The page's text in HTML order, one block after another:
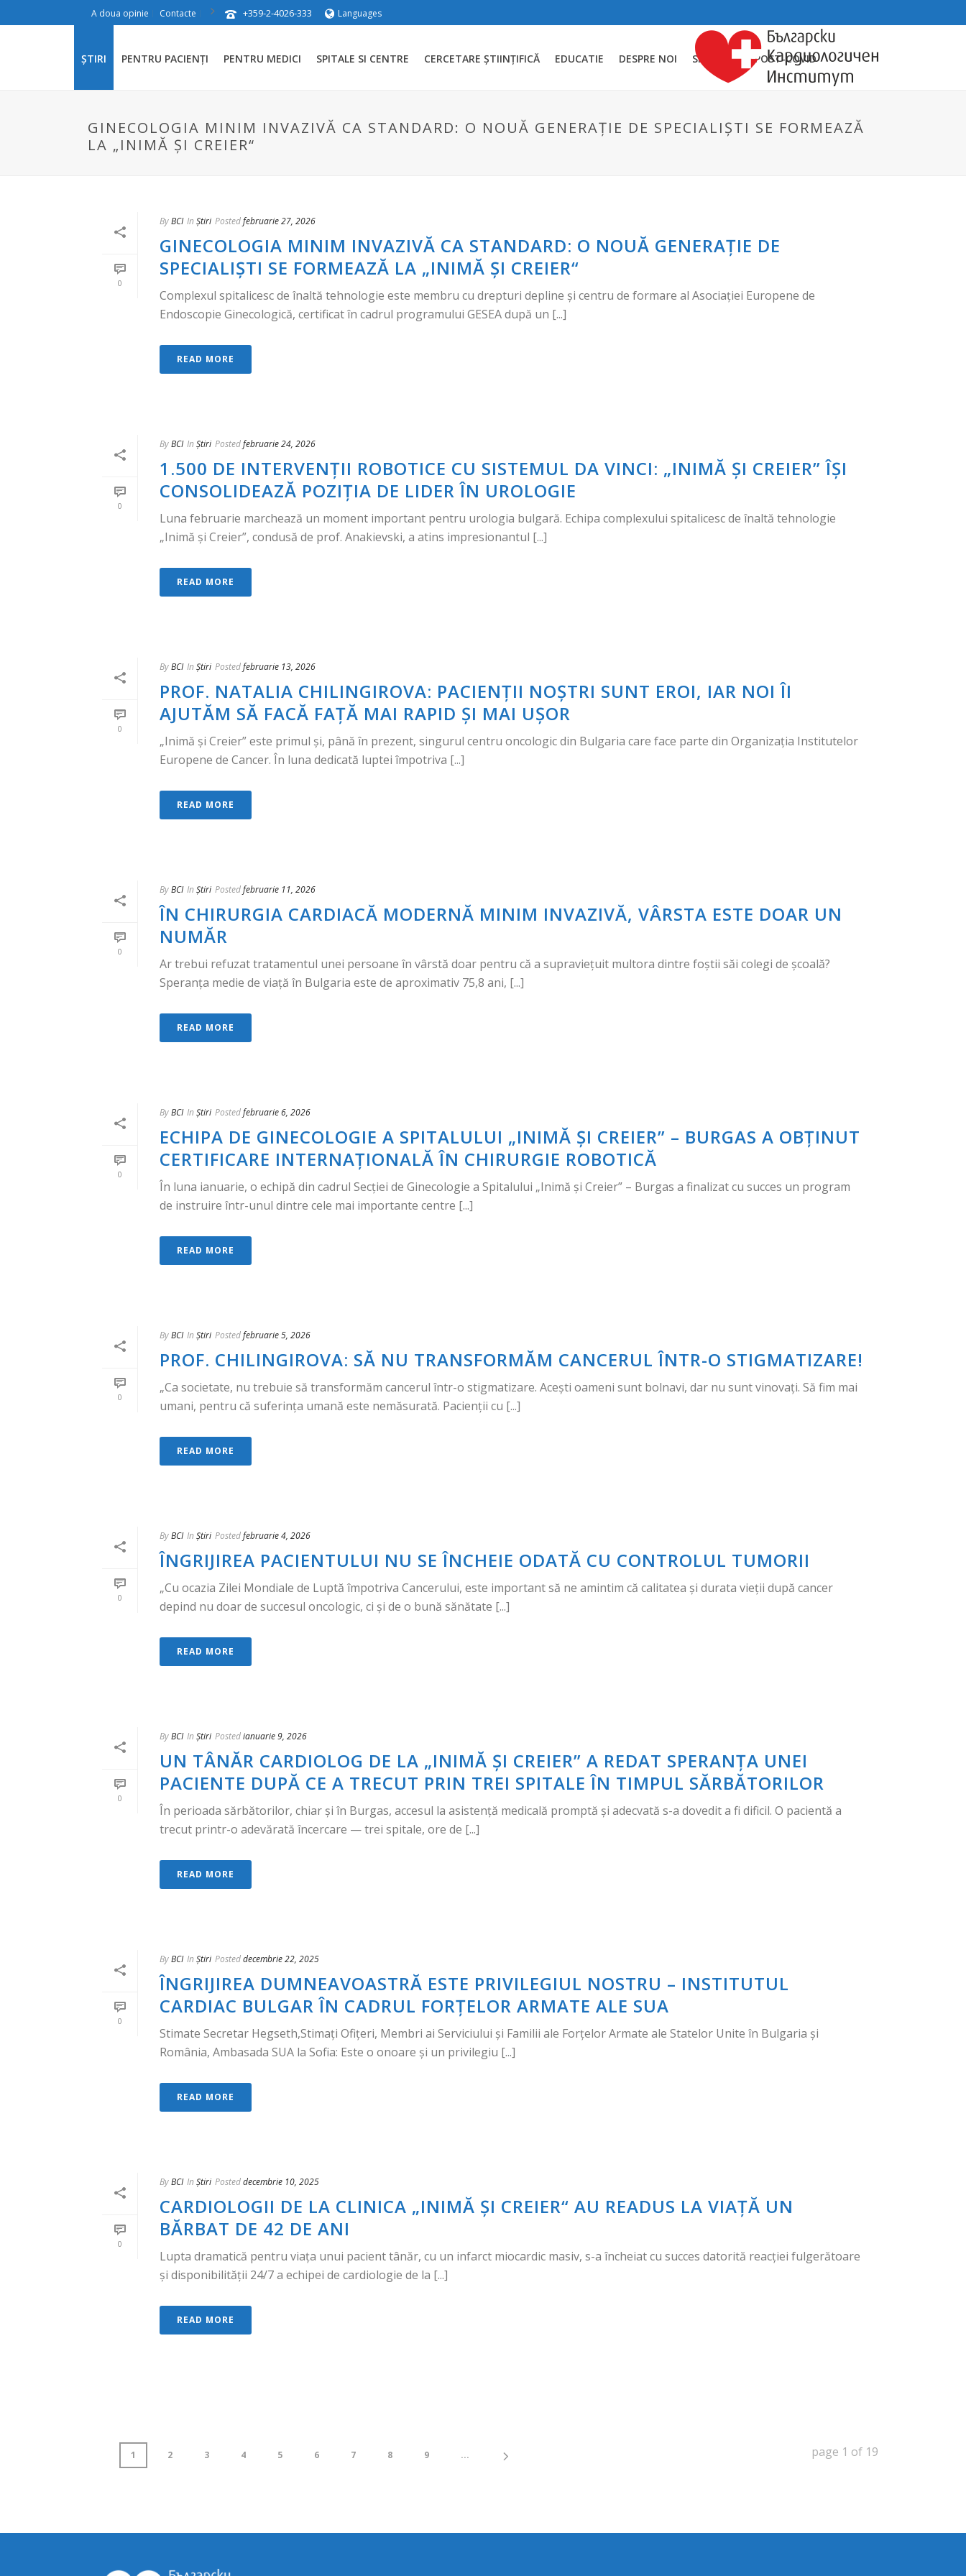
A doua opinie Contacte +359-2-4026-333 Languages
ȘTIRI PENTRU PACIENȚI PENTRU MEDICI SPITALE SI CENTRE CERCETARE ȘTIINȚIFICĂ EDUCATIE DESPRE NOI SINDROMUL POST-COVID
GINECOLOGIA MINIM INVAZIVĂ CA STANDARD: O NOUĂ GENERAȚIE DE SPECIALIȘTI SE FORMEAZĂ
LA „INIMĂ ȘI CREIER“
0
ByBCI In Știri Postedfebruarie 27, 2026
GINECOLOGIA MINIM INVAZIVĂ CA STANDARD: O NOUĂ GENERAȚIE DE
SPECIALIȘTI SE FORMEAZĂ LA „INIMĂ ȘI CREIER“
Complexul spitalicesc de înaltă tehnologie este membru cu drepturi depline și centru de formare al Asociației Europene de
Endoscopie Ginecologică, certificat în cadrul programului GESEA după un [...]
READ MORE
0
ByBCI In Știri Postedfebruarie 24, 2026
1.500 DE INTERVENȚII ROBOTICE CU SISTEMUL DA VINCI: „INIMĂ ȘI CREIER” ÎȘI
CONSOLIDEAZĂ POZIȚIA DE LIDER ÎN UROLOGIE
Luna februarie marchează un moment important pentru urologia bulgară. Echipa complexului spitalicesc de înaltă tehnologie
„Inimă și Creier”, condusă de prof. Anakievski, a atins impresionantul [...]
READ MORE
0
ByBCI In Știri Postedfebruarie 13, 2026
PROF. NATALIA CHILINGIROVA: PACIENȚII NOȘTRI SUNT EROI, IAR NOI ÎI
AJUTĂM SĂ FACĂ FAȚĂ MAI RAPID ȘI MAI UȘOR
„Inimă și Creier” este primul și, până în prezent, singurul centru oncologic din Bulgaria care face parte din Organizația Institutelor
Europene de Cancer. În luna dedicată luptei împotriva [...]
READ MORE
0
ByBCI In Știri Postedfebruarie 11, 2026
ÎN CHIRURGIA CARDIACĂ MODERNĂ MINIM INVAZIVĂ, VÂRSTA ESTE DOAR UN
NUMĂR
Ar trebui refuzat tratamentul unei persoane în vârstă doar pentru că a supraviețuit multora dintre foștii săi colegi de școală?
Speranța medie de viață în Bulgaria este de aproximativ 75,8 ani, [...]
READ MORE
0
ByBCI In Știri Postedfebruarie 6, 2026
ECHIPA DE GINECOLOGIE A SPITALULUI „INIMĂ ȘI CREIER” – BURGAS A OBȚINUT
CERTIFICARE INTERNAȚIONALĂ ÎN CHIRURGIE ROBOTICĂ
În luna ianuarie, o echipă din cadrul Secției de Ginecologie a Spitalului „Inimă și Creier” – Burgas a finalizat cu succes un program
de instruire într-unul dintre cele mai importante centre [...]
READ MORE
0
ByBCI In Știri Postedfebruarie 5, 2026
PROF. CHILINGIROVA: SĂ NU TRANSFORMĂM CANCERUL ÎNTR-O STIGMATIZARE!
„Ca societate, nu trebuie să transformăm cancerul într-o stigmatizare. Acești oameni sunt bolnavi, dar nu sunt vinovați. Să fim mai
umani, pentru că suferința umană este nemăsurată. Pacienții cu [...]
READ MORE
0
ByBCI In Știri Postedfebruarie 4, 2026
ÎNGRIJIREA PACIENTULUI NU SE ÎNCHEIE ODATĂ CU CONTROLUL TUMORII
„Cu ocazia Zilei Mondiale de Luptă împotriva Cancerului, este important să ne amintim că calitatea și durata vieții după cancer
depind nu doar de succesul oncologic, ci și de o bună sănătate [...]
READ MORE
0
ByBCI In Știri Postedianuarie 9, 2026
UN TÂNĂR CARDIOLOG DE LA „INIMĂ ȘI CREIER” A REDAT SPERANȚA UNEI
PACIENTE DUPĂ CE A TRECUT PRIN TREI SPITALE ÎN TIMPUL SĂRBĂTORILOR
În perioada sărbătorilor, chiar și în Burgas, accesul la asistență medicală promptă și adecvată s-a dovedit a fi dificil. O pacientă a
trecut printr-o adevărată încercare — trei spitale, ore de [...]
READ MORE
0
ByBCI In Știri Posteddecembrie 22, 2025
ÎNGRIJIREA DUMNEAVOASTRĂ ESTE PRIVILEGIUL NOSTRU – INSTITUTUL
CARDIAC BULGAR ÎN CADRUL FORȚELOR ARMATE ALE SUA
Stimate Secretar Hegseth,Stimați Ofițeri, Membri ai Serviciului și Familii ale Forțelor Armate ale Statelor Unite în Bulgaria și
România, Ambasada SUA la Sofia: Este o onoare și un privilegiu [...]
READ MORE
0
ByBCI In Știri Posteddecembrie 10, 2025
CARDIOLOGII DE LA CLINICA „INIMĂ ȘI CREIER“ AU READUS LA VIAȚĂ UN
BĂRBAT DE 42 DE ANI
Lupta dramatică pentru viața unui pacient tânăr, cu un infarct miocardic masiv, s-a încheiat cu succes datorită reacției fulgerătoare
și disponibilității 24/7 a echipei de cardiologie de la [...]
READ MORE
1 2 3 4 5 6 7 8 9 ... page 1 of 19